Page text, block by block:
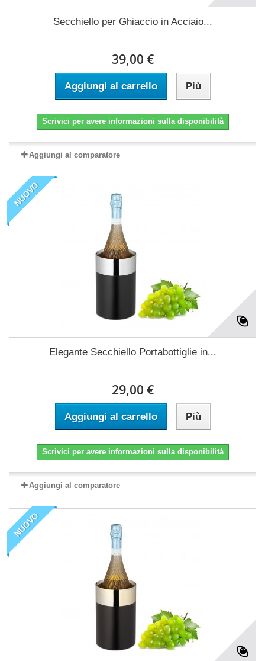
Secchiello per Ghiaccio in Acciaio...
39,00 €
Aggiungi al carrello Più
Scrivici per avere informazioni sulla disponibilità
Aggiungi al comparatore
NUOVO
Elegante Secchiello Portabottiglie in...
29,00 €
Aggiungi al carrello Più
Scrivici per avere informazioni sulla disponibilità
Aggiungi al comparatore
NUOVO